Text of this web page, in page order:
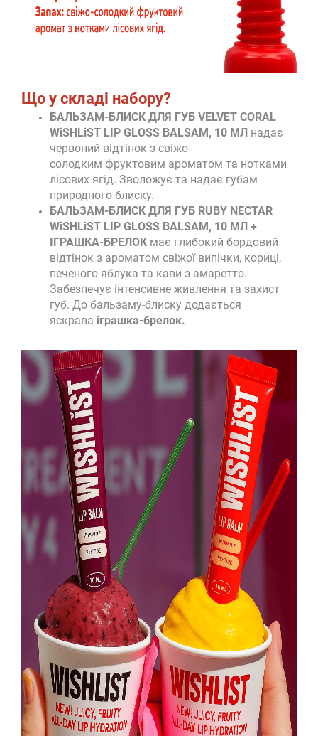
Що у складі набору?
БАЛЬЗАМ-БЛИСК ДЛЯ ГУБ VELVET CORAL
WiSHLiST LIP GLOSS BALSAM, 10 МЛ надає
червоний відтінок з свіжо-
солодким фруктовим ароматом та нотками
лісових ягід. Зволожує та надає губам
природного блиску.
БАЛЬЗАМ-БЛИСК ДЛЯ ГУБ RUBY NECTAR
WiSHLiST LIP GLOSS BALSAM, 10 МЛ +
ІГРАШКА-БРЕЛОК має глибокий бордовий
відтінок з ароматом свіжої випічки, кориці,
печеного яблука та кави з амаретто.
Забезпечує інтенсивне живлення та захист
губ. До бальзаму-блиску додається
яскрава іграшка-брелок.